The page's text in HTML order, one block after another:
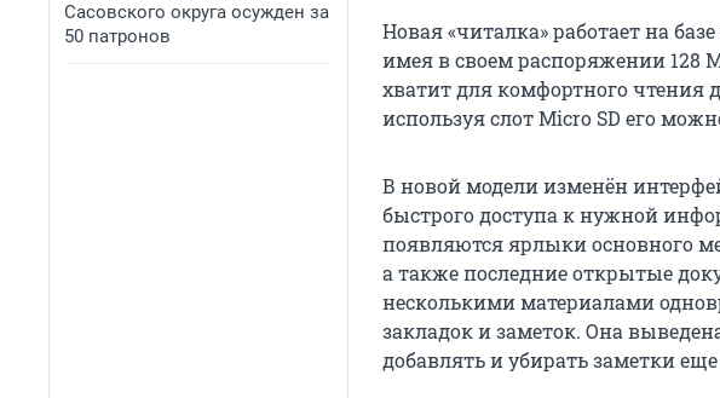
Сасовского округа осужден за
50 патронов
Новая «читалка» работает на
имея в своем распоряжении 128
хватит для комфортного чтения
используя слот Micro SD его
В новой модели изменён
быстрого доступа к нужной
появляются ярлыки основного
а также последние открытые
несколькими материалами
закладок и заметок. Она
добавлять и убирать заметки еще